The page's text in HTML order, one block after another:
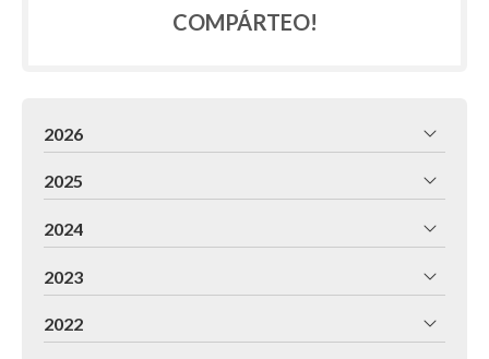
COMPÁRTEO!
2026
2025
2024
2023
2022